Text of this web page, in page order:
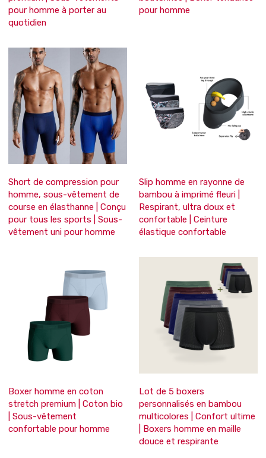
pour homme à porter au
quotidien
pour homme
Short de compression pour
homme, sous-vêtement de
course en élasthanne | Conçu
pour tous les sports | Sous-
vêtement uni pour homme
Slip homme en rayonne de
bambou à imprimé fleuri |
Respirant, ultra doux et
confortable | Ceinture
élastique confortable
Boxer homme en coton
stretch premium | Coton bio
| Sous-vêtement
confortable pour homme
Lot de 5 boxers
personnalisés en bambou
multicolores | Confort ultime
| Boxers homme en maille
douce et respirante